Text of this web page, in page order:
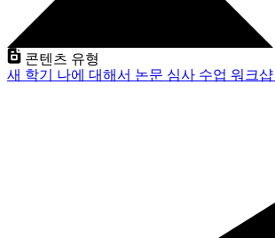
콘텐츠 유형
새 학기 나에 대해서 논문 심사 수업 워크샵